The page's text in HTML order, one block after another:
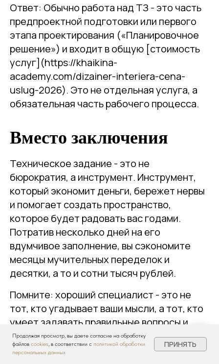
Ответ: Обычно работа над ТЗ - это часть
предпроектной подготовки или первого
этапа проектирования («Планировочное
решение») и входит в общую [стоимость
услуг](https://khaikina-
academy.com/dizainer-interiera-cena-
uslug-2026). Это не отдельная услуга, а
обязательная часть рабочего процесса.
Вместо заключения
Техническое задание - это не
бюрократия, а инструмент. Инструмент,
который экономит деньги, бережет нервы
и помогает создать пространство,
которое будет радовать вас годами.
Потратив несколько дней на его
вдумчивое заполнение, вы сэкономите
месяцы мучительных переделок и
десятки, а то и сотни тысяч рублей.
Помните: хороший специалист - это не
тот, кто угадывает ваши мысли, а тот, кто
умеет задавать правильные вопросы и
фиксировать ответы.
Готовы сделать свой ремонт
Продолжая просмотр, вы даете согласие на обработку
файлов cookies, в соответствии с политикой обработки
персональных данных
ПРИНЯТЬ